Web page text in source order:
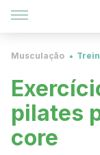
Musculação
pilates
core